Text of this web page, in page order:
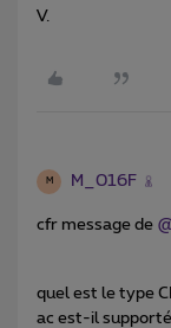
V.
M M_016F
cfr message de
quel est le type
ac est-il